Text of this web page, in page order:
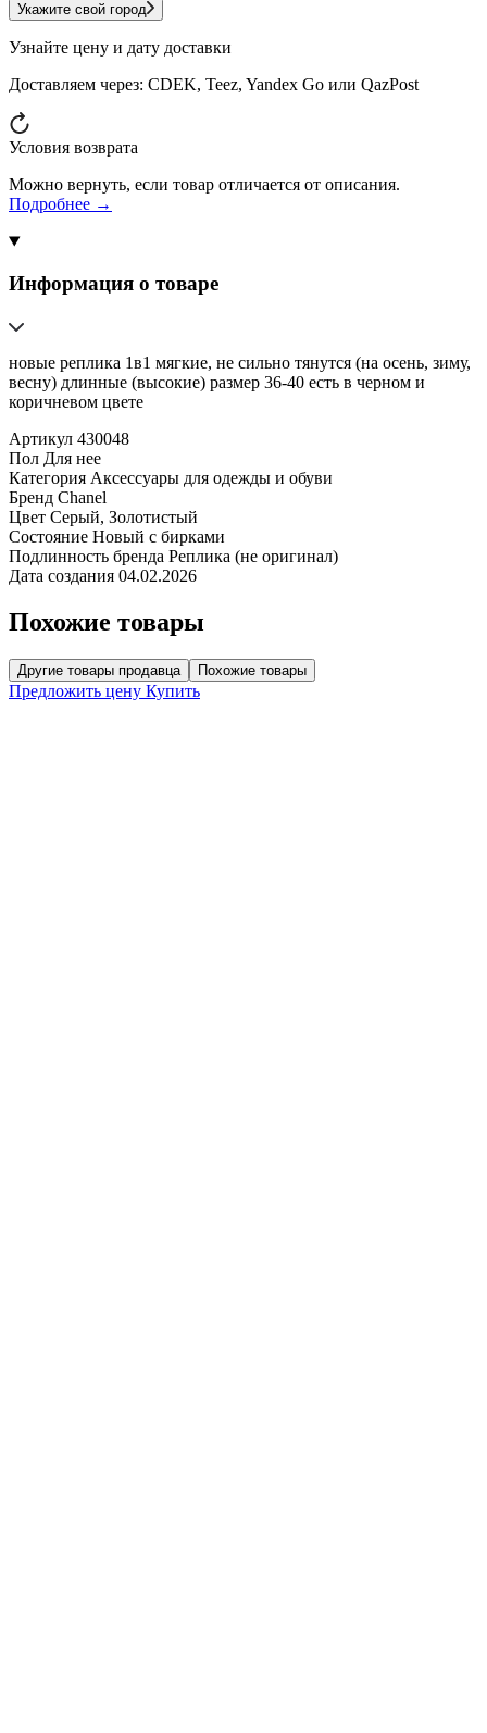
Укажите свой город
Узнайте цену и дату доставки
Доставляем через: CDEK, Teez, Yandex Go или QazPost
Условия возврата
Можно вернуть, если товар отличается от описания.
Подробнее →
Информация о товаре
новые реплика 1в1 мягкие, не сильно тянутся (на осень, зиму,
весну) длинные (высокие) размер 36-40 есть в черном и
коричневом цвете
Артикул 430048
Пол Для нее
Категория Аксессуары для одежды и обуви
Бренд Chanel
Цвет Серый, Золотистый
Состояние Новый с бирками
Подлинность бренда Реплика (не оригинал)
Дата создания 04.02.2026
Похожие товары
Другие товары продавца Похожие товары
Предложить цену Купить